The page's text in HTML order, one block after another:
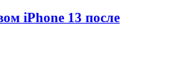
iPhone 13 после